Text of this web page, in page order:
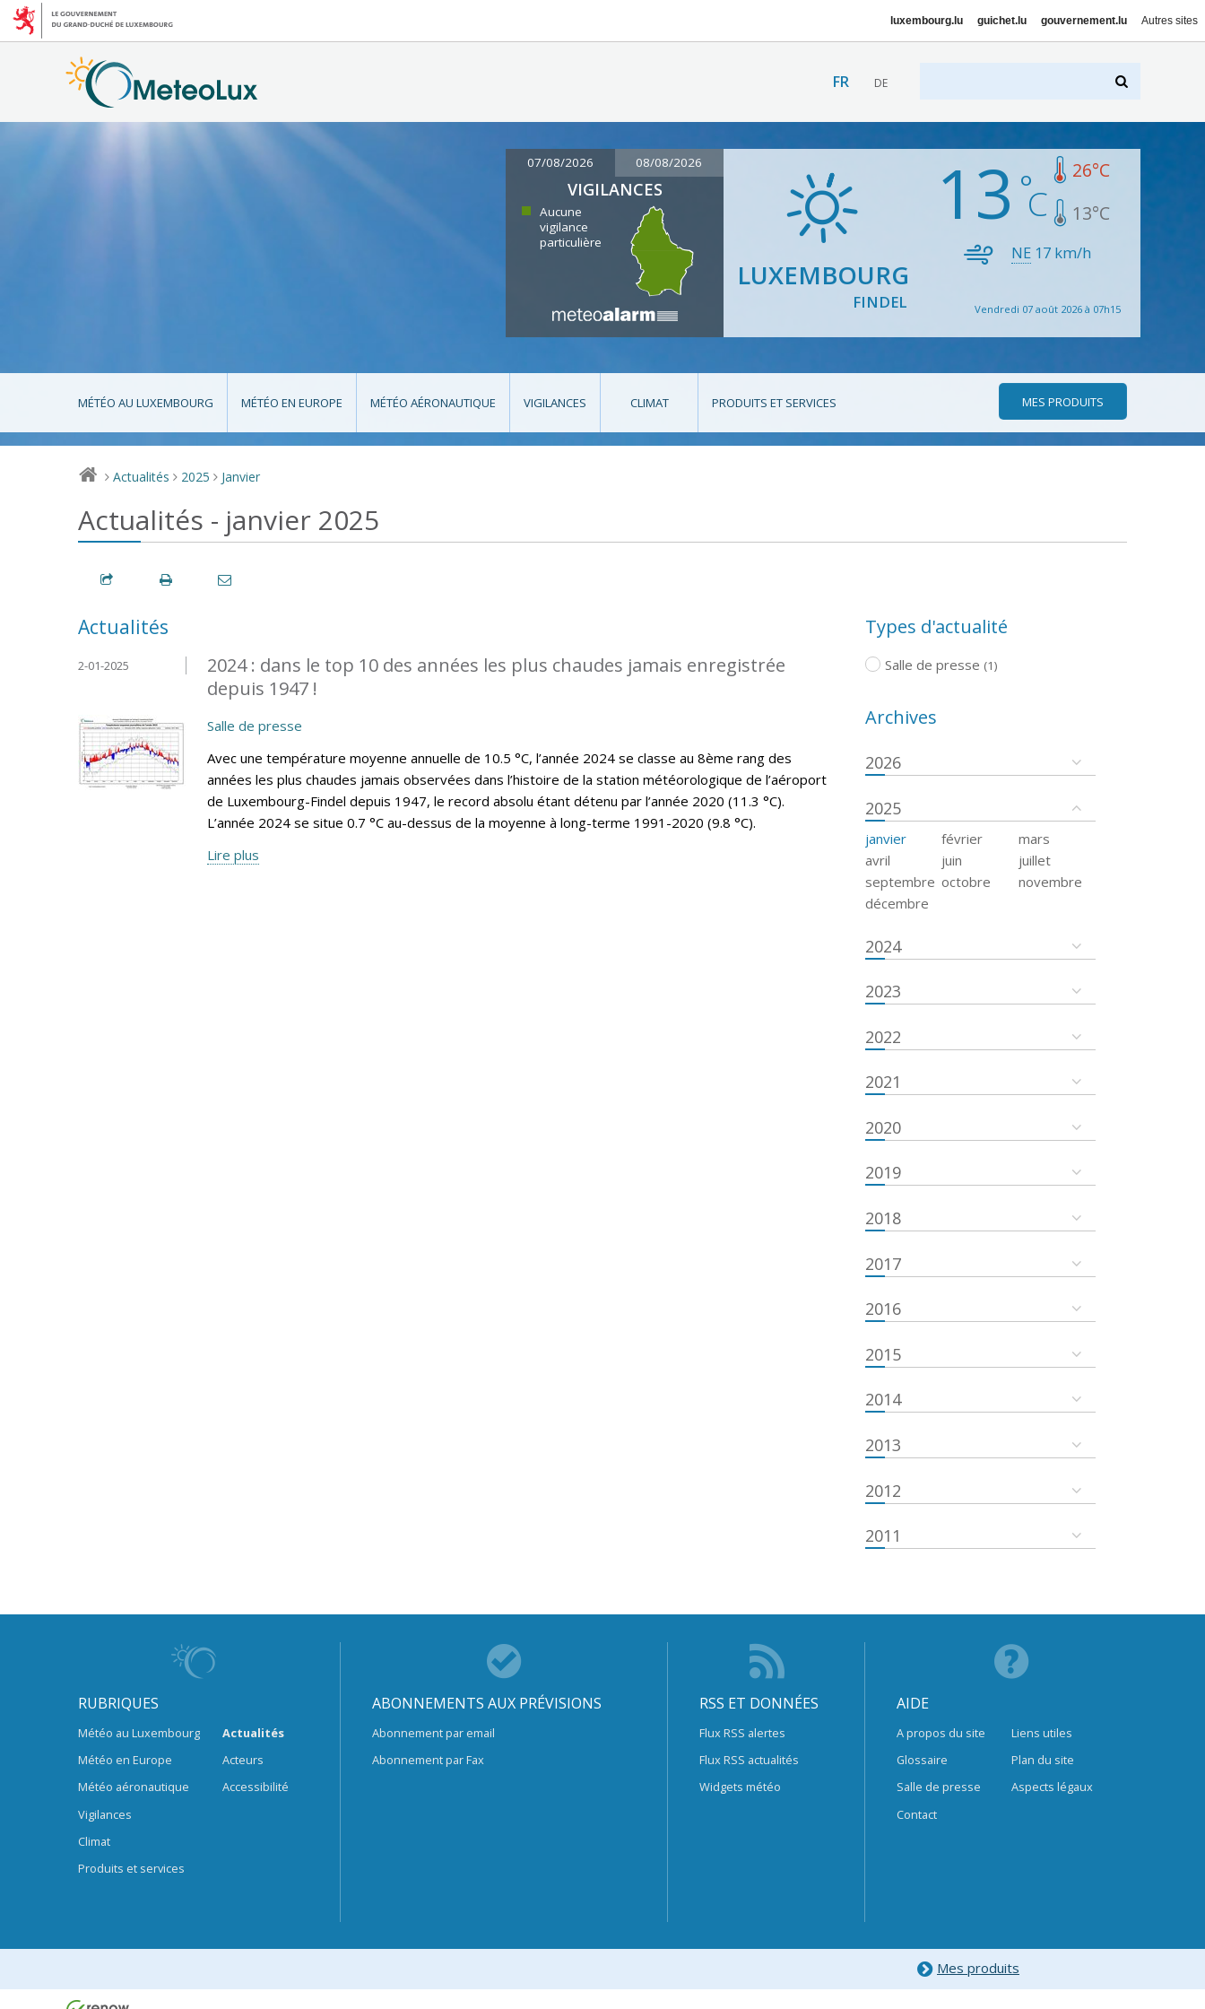
luxembourg.lu guichet.lu gouvernement.lu Autres sites
FR DE
07/08/2026 08/08/2026
VIGILANCES
Aucune
vigilance
particulière
LUXEMBOURG
FINDEL
13 26°C
13°C
NE 17 km/h
Vendredi 07 août 2026 à 07h15
MÉTÉO AU LUXEMBOURG MÉTÉO EN EUROPE MÉTÉO AÉRONAUTIQUE VIGILANCES CLIMAT PRODUITS ET SERVICES MES PRODUITS
> Actualités > 2025 > Janvier
Actualités - janvier 2025
Actualités
2024 : dans le top 10 des années les plus chaudes jamais enregistrée
depuis 1947 !
2-01-2025
Salle de presse
Avec une température moyenne annuelle de 10.5 °C, l’année 2024 se classe au 8ème rang des
années les plus chaudes jamais observées dans l’histoire de la station météorologique de l’aéroport
de Luxembourg-Findel depuis 1947, le record absolu étant détenu par l’année 2020 (11.3 °C).
L’année 2024 se situe 0.7 °C au-dessus de la moyenne à long-terme 1991-2020 (9.8 °C).
Lire plus
Types d'actualité
Salle de presse (1)
Archives
2026
2025
janvier février
mars
avril
juin
juillet
septembre octobre
novembre
décembre
2024
2023
2022
2021
2020
2019
2018
2017
2016
2015
2014
2013
2012
2011
RUBRIQUES
Météo au Luxembourg
Météo en Europe
Météo aéronautique
Vigilances
Climat
Produits et services
Actualités
Acteurs
Accessibilité
ABONNEMENTS AUX PRÉVISIONS
Abonnement par email
Abonnement par Fax
RSS ET DONNÉES
Flux RSS alertes
Flux RSS actualités
Widgets météo
AIDE
A propos du site
Glossaire
Salle de presse
Contact
Liens utiles
Plan du site
Aspects légaux
Mes produits